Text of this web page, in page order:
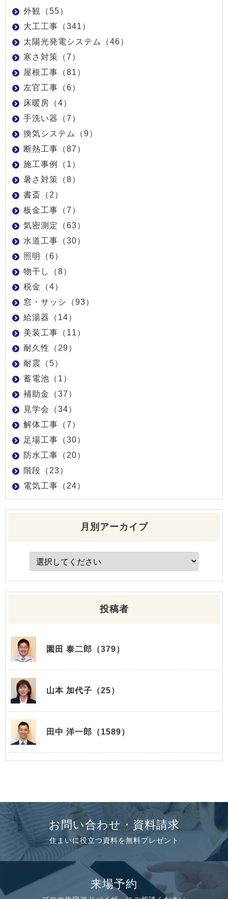
外観（55）
大工工事（341）
太陽光発電システム（46）
寒さ対策（7）
屋根工事（81）
左官工事（6）
床暖房（4）
手洗い器（7）
換気システム（9）
断熱工事（87）
施工事例（1）
暑さ対策（8）
書斎（2）
板金工事（7）
気密測定（63）
水道工事（30）
照明（6）
物干し（8）
税金（4）
窓・サッシ（93）
給湯器（14）
美装工事（11）
耐久性（29）
耐震（5）
蓄電池（1）
補助金（37）
見学会（34）
解体工事（7）
足場工事（30）
防水工事（20）
階段（23）
電気工事（24）
月別アーカイブ
投稿者
園田 泰二郎（379）
山本 加代子（25）
田中 洋一郎（1589）
お問い合わせ・資料請求
住まいに役立つ資料を無料プレゼント
来場予約